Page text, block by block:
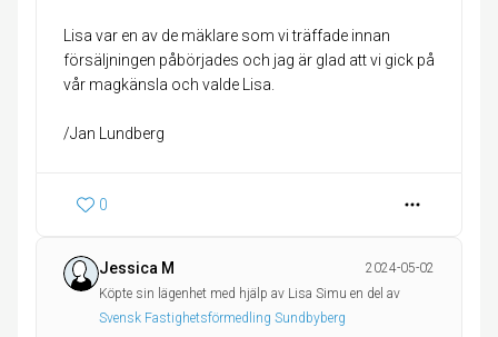
Lisa var en av de mäklare som vi träffade innan
försäljningen påbörjades och jag är glad att vi gick på
vår magkänsla och valde Lisa.
/Jan Lundberg
0
Jessica M
2024-05-02
Köpte sin lägenhet med hjälp av Lisa Simu en del av
Svensk Fastighetsförmedling Sundbyberg